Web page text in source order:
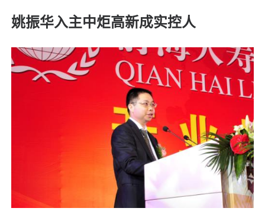
姚振华入主中炬高新成实控人